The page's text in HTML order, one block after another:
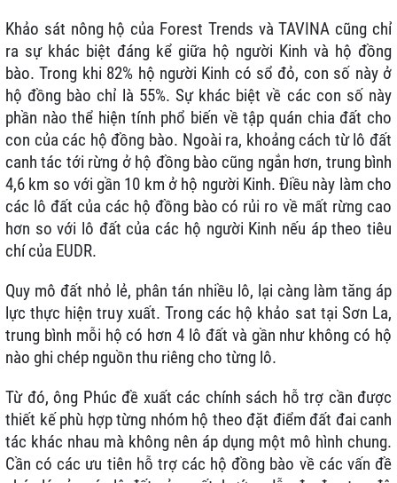
Khảo sát nông hộ của Forest Trends và TAVINA cũng chỉ
ra sự khác biệt đáng kể giữa hộ người Kinh và hộ đồng
bào. Trong khi 82% hộ người Kinh có sổ đỏ, con số này ở
hộ đồng bào chỉ là 55%. Sự khác biệt về các con số này
phần nào thể hiện tính phổ biến về tập quán chia đất cho
con của các hộ đồng bào. Ngoài ra, khoảng cách từ lô đất
canh tác tới rừng ở hộ đồng bào cũng ngắn hơn, trung bình
4,6 km so với gần 10 km ở hộ người Kinh. Điều này làm cho
các lô đất của các hộ đồng bào có rủi ro về mất rừng cao
hơn so với lô đất của các hộ người Kinh nếu áp theo tiêu
chí của EUDR.
Quy mô đất nhỏ lẻ, phân tán nhiều lô, lại càng làm tăng áp
lực thực hiện truy xuất. Trong các hộ khảo sat tại Sơn La,
trung bình mỗi hộ có hơn 4 lô đất và gần như không có hộ
nào ghi chép nguồn thu riêng cho từng lô.
Từ đó, ông Phúc đề xuất các chính sách hỗ trợ cần được
thiết kế phù hợp từng nhóm hộ theo đặt điểm đất đai canh
tác khác nhau mà không nên áp dụng một mô hình chung.
Cần có các ưu tiên hỗ trợ các hộ đồng bào về các vấn đề